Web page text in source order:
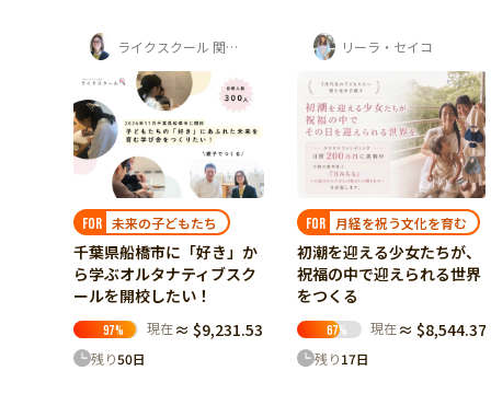
リーラ・セイコ
FOR 月経を祝う文化を育む
初潮を迎える少女たちが、
祝福の中で迎えられる世界
をつくる
67% 現在 ≈ $8,544.37
残り17日
FOR ガザの子ども達の教育
ガザ避難民キャンプの子ど
もたちへ。失われた学校を
再建し、学びと希望を取り
戻したい
% 現在≈ $6,675.98
残り 19日